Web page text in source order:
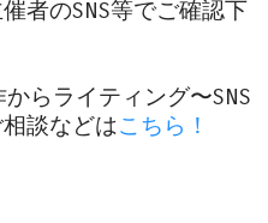
者のSNS等でご確認下
らライティング〜SNS
談などはこちら！